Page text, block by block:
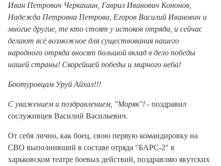
Иван Петрович Черкашин, Гаврил Иванович Кононов,
Надежда Петровна Петрова, Егоров Василий Иванович и
многие другие, те кто стоят у истоков отряда, и сейчас
делают всё возможное для существования нашего
народного отряда вносят большой вклад в дело победы
нашей страны! Скорейшей победы и мирного неба!
Боотуровцам Уруй Айхал!!!
С уважением и поздравлением, "Моряк"! - поздравил
сослуживцев Василий Васильевич.
От себя лично, как боец, свою первую командировку на
СВО выполнивший в составе отряда "БАРС-2" в
харьковском театре боевых действий, поздравляю якутских